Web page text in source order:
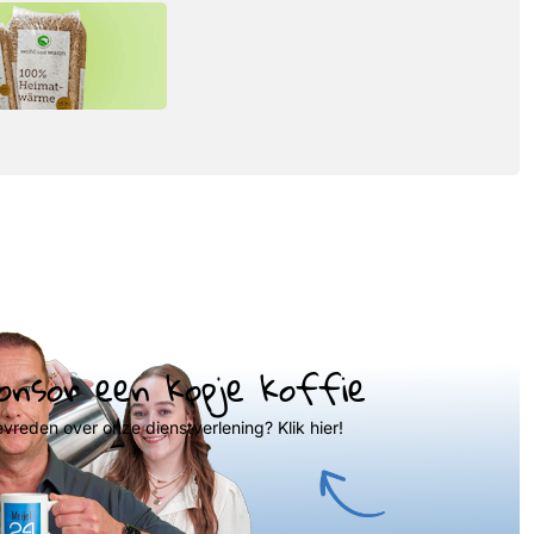
een kopje koffie
over onze dienstverlening? Klik hier!